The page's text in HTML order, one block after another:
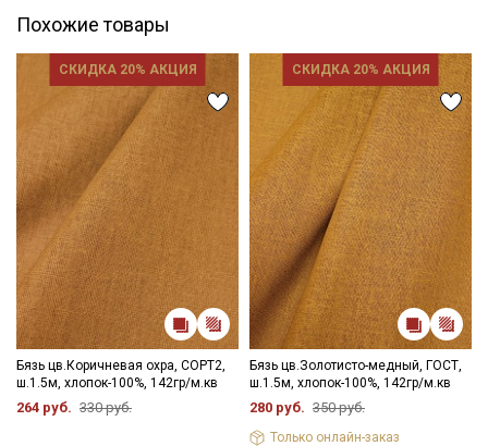
Похожие товары
СКИДКА 20% АКЦИЯ
Бязь цв.Коричневая охра, СОРТ2,
ш.1.5м, хлопок-100%, 142гр/м.кв
264 руб. 330 руб.
СКИДКА 20% АКЦИЯ
Бязь цв.Золотисто-медный, ГОСТ,
ш.1.5м, хлопок-100%, 142гр/м.кв
280 руб. 350 руб.
Только онлайн-заказ